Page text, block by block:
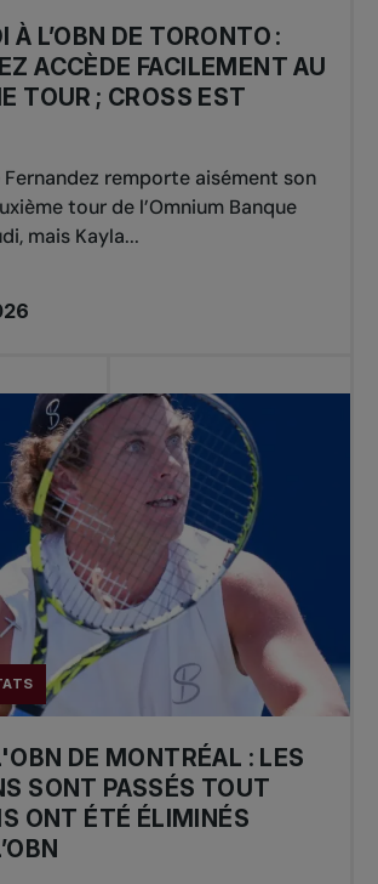
À L’OBN DE TORONTO :
ACCÈDE FACILEMENT AU
TOUR ; CROSS EST
Fernandez remporte aisément son
tour de l’Omnium Banque
mais Kayla...
DE MONTRÉAL : LES
SONT PASSÉS TOUT
ONT ÉTÉ ÉLIMINÉS